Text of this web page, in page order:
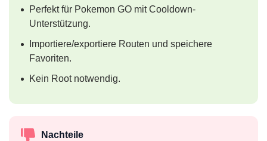
Perfekt für Pokemon GO mit Cooldown-
Unterstützung.
Importiere/exportiere Routen und speichere
Favoriten.
Kein Root notwendig.
Nachteile